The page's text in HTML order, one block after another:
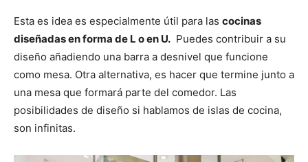
Esta es idea es especialmente útil para las cocinas
diseñadas en forma de L o en U. Puedes contribuir a su
diseño añadiendo una barra a desnivel que funcione
como mesa. Otra alternativa, es hacer que termine junto a
una mesa que formará parte del comedor. Las
posibilidades de diseño si hablamos de islas de cocina,
son infinitas.